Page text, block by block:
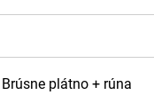
plátno + rúna